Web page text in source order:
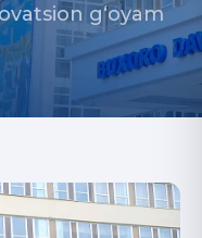
g‘oyam